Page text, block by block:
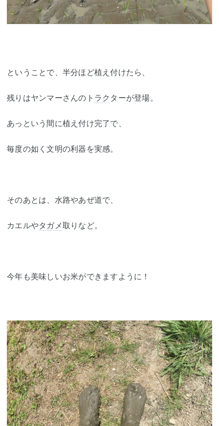
ということで、半分ほど植え付けたら、
残りはヤンマーさんのト ラク ターが登場。
あっという間に植え付け完了で、
毎度の如く文明の利器を実感。
そのあとは、水路やあぜ道で、
カエルやタガメ取りなど。
今年も美味しいお米ができますように！